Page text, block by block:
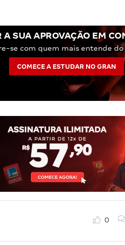
A SUA APROVAÇÃO EM
se com quem mais entende do
COMECE A ESTUDAR NO GRAN
0